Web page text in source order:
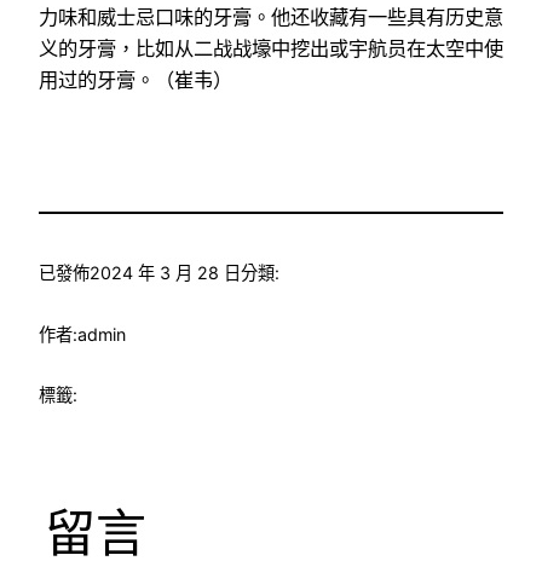
力味和威士忌口味的牙膏。他还收藏有一些具有历史意
义的牙膏，比如从二战战壕中挖出或宇航员在太空中使
用过的牙膏。（崔韦）
已發佈2024 年 3 月 28 日分類:
作者:admin
標籤:
留言